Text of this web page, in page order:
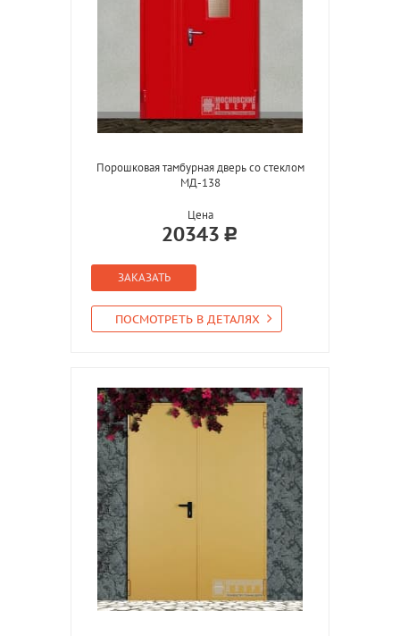
Порошковая тамбурная дверь со стеклом
МД-138
Цена
20343
ЗАКАЗАТЬ
ПОСМОТРЕТЬ В ДЕТАЛЯХ